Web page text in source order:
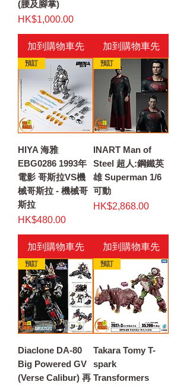
(腰及腳掌)
價格
HK$1,000.00
加到購物車先 加到購物車先
預訂
HIYA 海雅
EBG0286 1993年
電影 哥斯拉VS機
械哥斯拉 - 機械哥
斯拉
價格
HK$480.00
加到購物車先
預訂
INART Man of
Steel 超人:鋼鐵英
雄 Superman 1/6
可動
價格
HK$2,868.00
加到購物車先
預訂
Diaclone DA-80
Big Powered GV
(Verse Calibur) 再
預訂
Takara Tomy T-
spark
Transformers